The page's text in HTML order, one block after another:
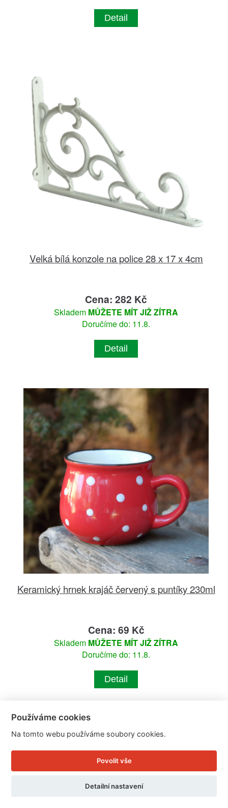
Detail
Velká bílá konzole na police 28 x 17 x 4cm
Cena: 282 Kč
Skladem MŮŽETE MÍT JIŽ ZÍTRA
Doručíme do: 11.8.
Detail
Keramický hrnek krajáč červený s puntíky 230ml
Cena: 69 Kč
Skladem MŮŽETE MÍT JIŽ ZÍTRA
Doručíme do: 11.8.
Detail
Používáme cookies
Na tomto webu používáme soubory cookies.
Povolit vše
Detailní nastavení